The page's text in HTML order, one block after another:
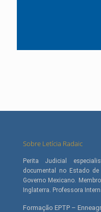
Sobre Letícia Radaic
Perita Judicial
documental no Estado de
Governo Mexicano.
Inglaterra. Professora
Formação EPTP –